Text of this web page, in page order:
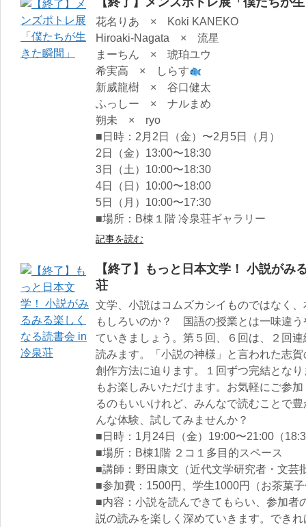
花名りあ × Koki KANEKO
Hiroaki-Nagata × 流星
まーちん × 琥珀ユウ
希実高 × しらす
新威龍樹 × 谷口健太
ふっしー × ナルまめ
朔未 × ryo
■日時：2月2日（金）〜2月5日（月）
2日（金）13:00〜18:30
3日（土）10:00〜18:30
4日（日）10:00〜18:00
5日（月）10:00〜17:30
■場所：B棟１階 冷泉荘ギャラリー
記事を読む
【終了】もっと日本文学！ 小説が
荘
文学、小説はコムズカシイものではなく
もしろいのか？ 国語の授業とは一味違
ていきましょう。第５回、６回は、２回
読みます。「小説の神様」と言われた志
創作方法に迫ります。１回ずつ完結とな
もお楽しみいただけます。お気軽にご参
るのもいいけれど、みんなで読むことで
んな体験、試してみませんか？
■日時：1月24日（金）19:00〜21:00（
■場所：B棟1階 ２コ１多目的スペース
■講師：野田康文（近代文学研究者・文芸
■参加費：1500円、学生1000円（お茶菓
■内容：小説を読んできてもらい、参加者
説の読みを楽しく深めていきます。でき